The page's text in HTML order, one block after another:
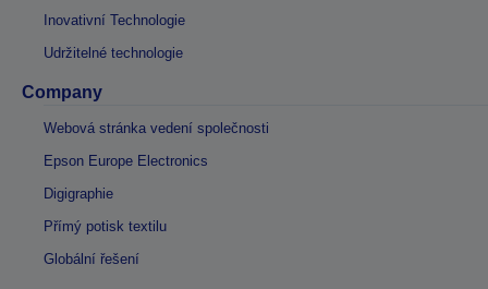
Inovativní Technologie
Udržitelné technologie
Company
Webová stránka vedení společnosti
Epson Europe Electronics
Digigraphie
Přímý potisk textilu
Globální řešení